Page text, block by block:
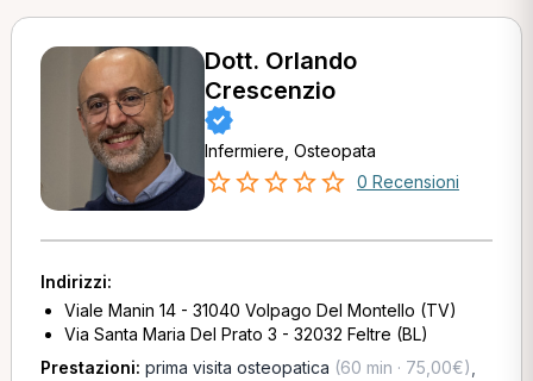
Dott. Orlando
Crescenzio
Infermiere, Osteopata
0 Recensioni
Indirizzi:
Viale Manin 14 - 31040 Volpago Del Montello (TV)
Via Santa Maria Del Prato 3 - 32032 Feltre (BL)
Prestazioni: prima visita osteopatica (60 min · 75,00€)